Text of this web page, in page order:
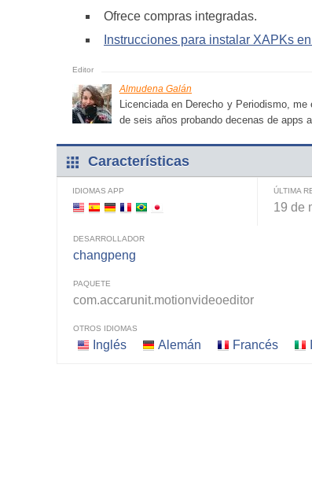
Ofrece compras integradas.
Instrucciones para instalar XAPKs
Almudena Galán
Licenciada en Derecho y Periodismo,
de seis años probando decenas de apps
Características
IDIOMAS APP ÚLTIMA
19 de
DESARROLLADOR
changpeng
PAQUETE
com.accarunit.motionvideoeditor
OTROS IDIOMAS
Inglés Alemán Francés